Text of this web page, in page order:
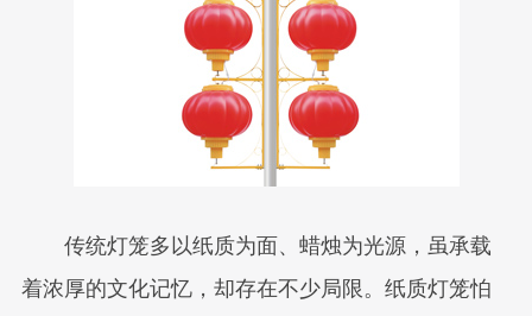
传统灯笼多以纸质为面、蜡烛为光源，虽承载
着浓厚的文化记忆，却存在不少局限。纸质灯笼怕